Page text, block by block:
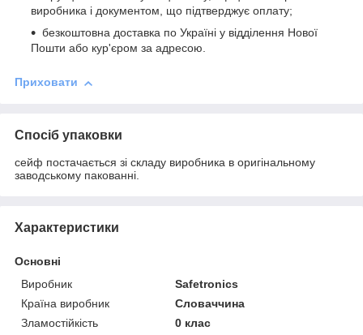
виробника і документом, що підтверджує оплату;
безкоштовна доставка по Україні у відділення Нової
Пошти або кур'єром за адресою.
Приховати
Спосіб упаковки
сейф постачається зі складу виробника в оригінальному
заводському пакованні.
Характеристики
Основні
Виробник
Safetronics
Країна виробник
Словаччина
Зламостійкість
0 клас